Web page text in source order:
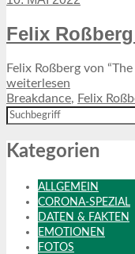
Felix
Felix Roßberg von
weiterlesen
Breakdance, Felix
Kategorien
ALLGEMEIN
CORONA-SPEZIAL
DATEN & FAKTEN
EMOTIONEN
FOTOS